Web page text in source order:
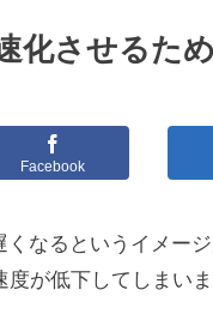
化させるた
Facebook
なるというイメー
度が低下してしまい